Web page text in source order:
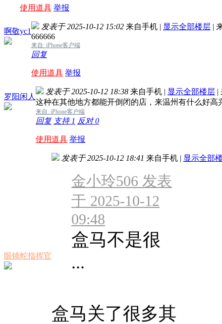
使用道具 举报
啊敬yc1
发表于 2025-10-12 15:02 来自手机 | 显示全部楼层 |
666666
来自: iPhone客户端
回复
使用道具 举报
罗阳闲人
发表于 2025-10-12 18:38 来自手机 | 显示全部楼层 |
这种在其他地方都能开倒闭的店，来温州有什么好高
来自: iPhone客户端
回复 支持 1 反对0
使用道具 举报
眼镜蛇指挥官
发表于 2025-10-12 18:41 来自手机 | 显示全部
金小玲506 发表
于 2025-10-12
09:48
盒马不是很
...
盒马关了很多其